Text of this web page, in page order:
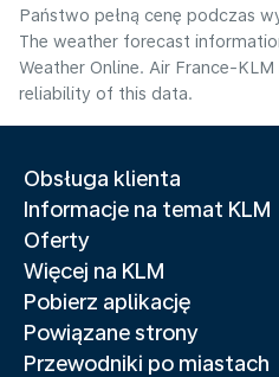
Państwo pełną cenę podczas
The weather forecast
Weather Online. Air France-
reliability of this data.
Obsługa klienta
Informacje na temat KLM
Oferty
Więcej na KLM
Pobierz aplikację
Powiązane strony
Przewodniki po miastach